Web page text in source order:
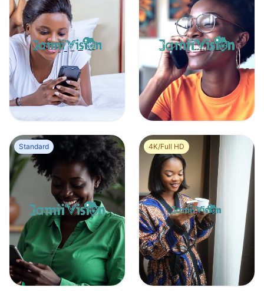
Une jeune femme allongée sur un lit avec un téléphone
0 0
Jeune femme noire souriante au téléphone
0 0
Standard
Une femme noire souriante assise dans son salon qui envoie des messages sur son téléphone
0
4K/Full HD
0